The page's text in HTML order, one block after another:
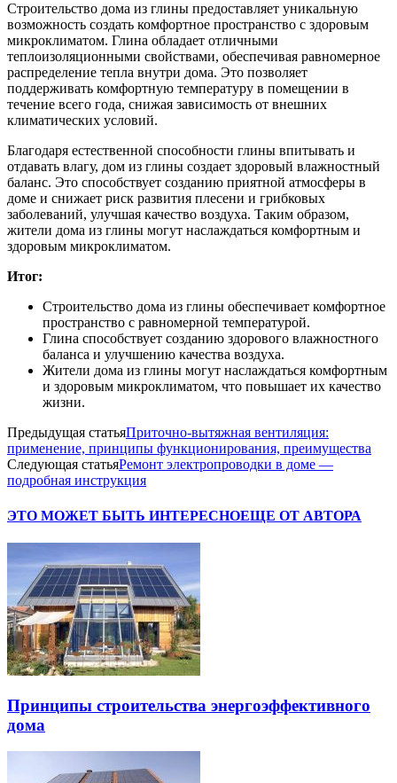
Строительство дома из глины предоставляет уникальную
возможность создать комфортное пространство с здоровым
микроклиматом. Глина обладает отличными
теплоизоляционными свойствами, обеспечивая равномерное
распределение тепла внутри дома. Это позволяет
поддерживать комфортную температуру в помещении в
течение всего года, снижая зависимость от внешних
климатических условий.
Благодаря естественной способности глины впитывать и
отдавать влагу, дом из глины создает здоровый влажностный
баланс. Это способствует созданию приятной атмосферы в
доме и снижает риск развития плесени и грибковых
заболеваний, улучшая качество воздуха. Таким образом,
жители дома из глины могут наслаждаться комфортным и
здоровым микроклиматом.
Итог:
Строительство дома из глины обеспечивает комфортное
пространство с равномерной температурой.
Глина способствует созданию здорового влажностного
баланса и улучшению качества воздуха.
Жители дома из глины могут наслаждаться комфортным
и здоровым микроклиматом, что повышает их качество
жизни.
Предыдущая статьяПриточно-вытяжная вентиляция:
применение, принципы функционирования, преимущества
Следующая статьяРемонт электропроводки в доме —
подробная инструкция
ЭТО МОЖЕТ БЫТЬ ИНТЕРЕСНОЕЩЕ ОТ АВТОРА
Принципы строительства энергоэффективного
дома